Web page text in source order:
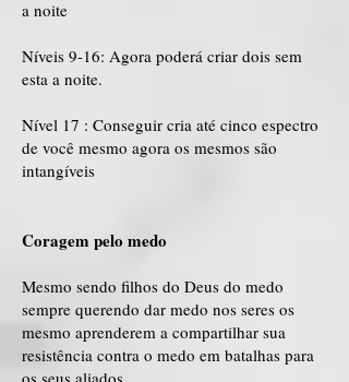
a noite
Níveis 9-16: Agora poderá criar dois sem
esta a noite.
Nível 17 : Conseguir cria até cinco espectro
de você mesmo agora os mesmos são
intangíveis
Coragem pelo medo
Mesmo sendo filhos do Deus do medo
sempre querendo dar medo nos seres os
mesmo aprenderem a compartilhar sua
resistência contra o medo em batalhas para
os seus aliados.